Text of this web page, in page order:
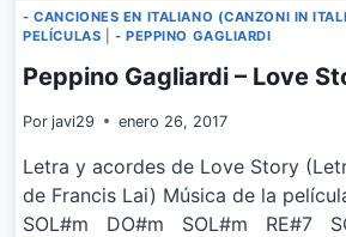
- CANCIONES EN ITALIANO (CANZONI IN
PELÍCULAS
- PEPPINO GAGLIARDI
Peppino Gagliardi – Love
Por javi29 enero 26, 2017
Letra y acordes de Love Story
de Francis Lai) Música de la
SOL#m DO#m SOL#m RE#7